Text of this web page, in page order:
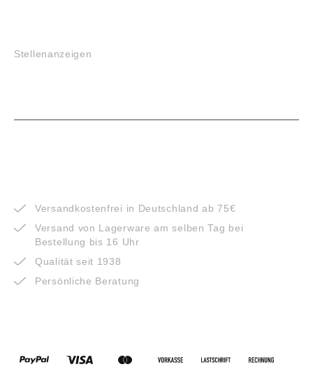
Stellenanzeigen
Versandkostenfrei in Deutschland ab 75€
Versand von Lagerware am selben Tag bei
Bestellung bis 16 Uhr
Qualität seit 1938
Persönliche Beratung